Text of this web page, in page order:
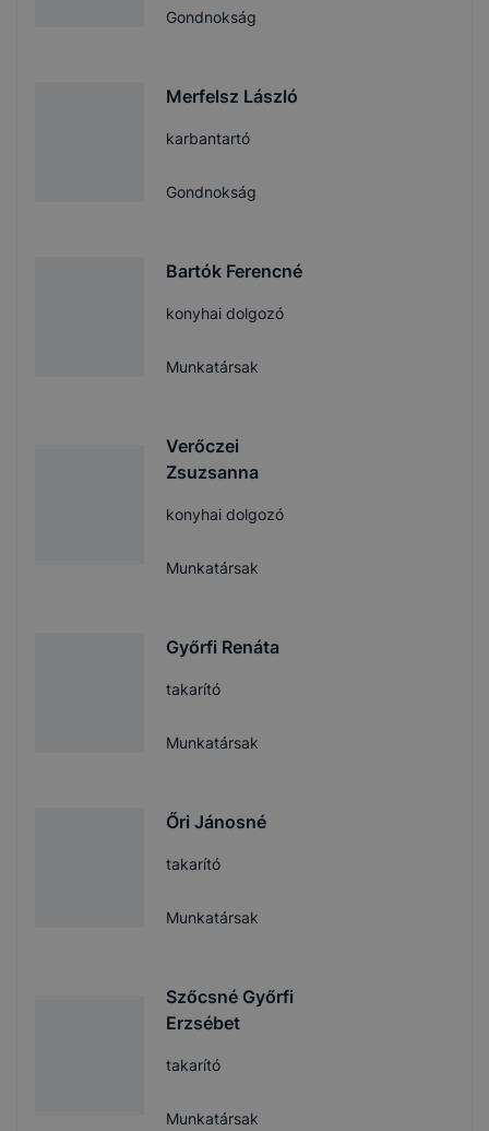
Gondnokság
Merfelsz László
karbantartó
Gondnokság
Bartók Ferencné
konyhai dolgozó
Munkatársak
Verőczei
Zsuzsanna
konyhai dolgozó
Munkatársak
Győrfi Renáta
takarító
Munkatársak
Őri Jánosné
takarító
Munkatársak
Szőcsné Győrfi
Erzsébet
takarító
Munkatársak